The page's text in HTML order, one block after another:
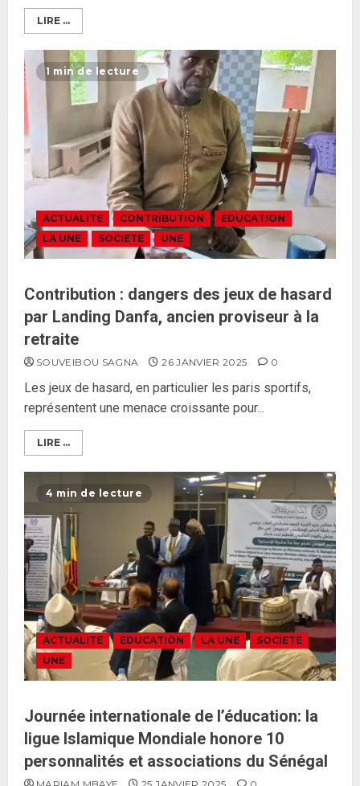
LIRE ...
1 min de lecture
ACTUALITE CONTRIBUTION
EDUCATION
LA UNE
SOCIETE UNE
Contribution : dangers des jeux de hasard
par Landing Danfa, ancien proviseur à la
retraite
SOUVEIBOU SAGNA 26 JANVIER 2025 0
Les jeux de hasard, en particulier les paris sportifs,
représentent une menace croissante pour...
LIRE ...
4 min de lecture
ACTUALITE EDUCATION LA UNE
SOCIETE
UNE
Journée internationale de l’éducation: la
ligue Islamique Mondiale honore 10
personnalités et associations du Sénégal